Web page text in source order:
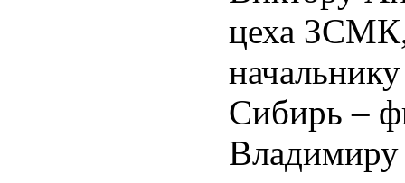
цеха
Сибирь –
Владимиру